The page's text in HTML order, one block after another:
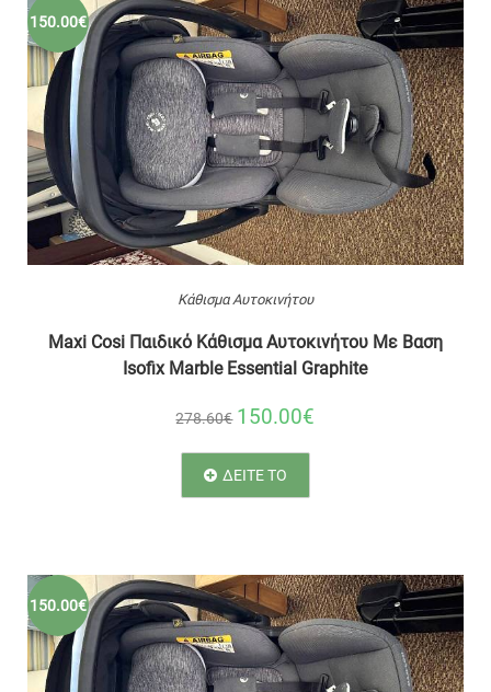
150.00€
Κάθισμα Αυτοκινήτου
Maxi Cosi Παιδικό Kάθισμα Αυτοκινήτου Με Βαση
Isofix Marble Essential Graphite
278.60€ 150.00€
ΔΕΙΤΕ ΤΟ
150.00€